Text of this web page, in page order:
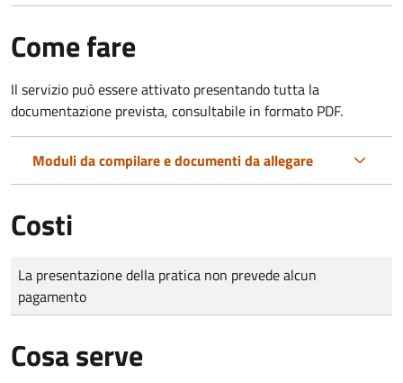
Come fare
Il servizio può essere attivato presentando tutta la
documentazione prevista, consultabile in formato PDF.
Moduli da compilare e documenti da allegare
Costi
Tipo di pagamento
Importo
La presentazione della pratica non prevede alcun
pagamento
Cosa serve